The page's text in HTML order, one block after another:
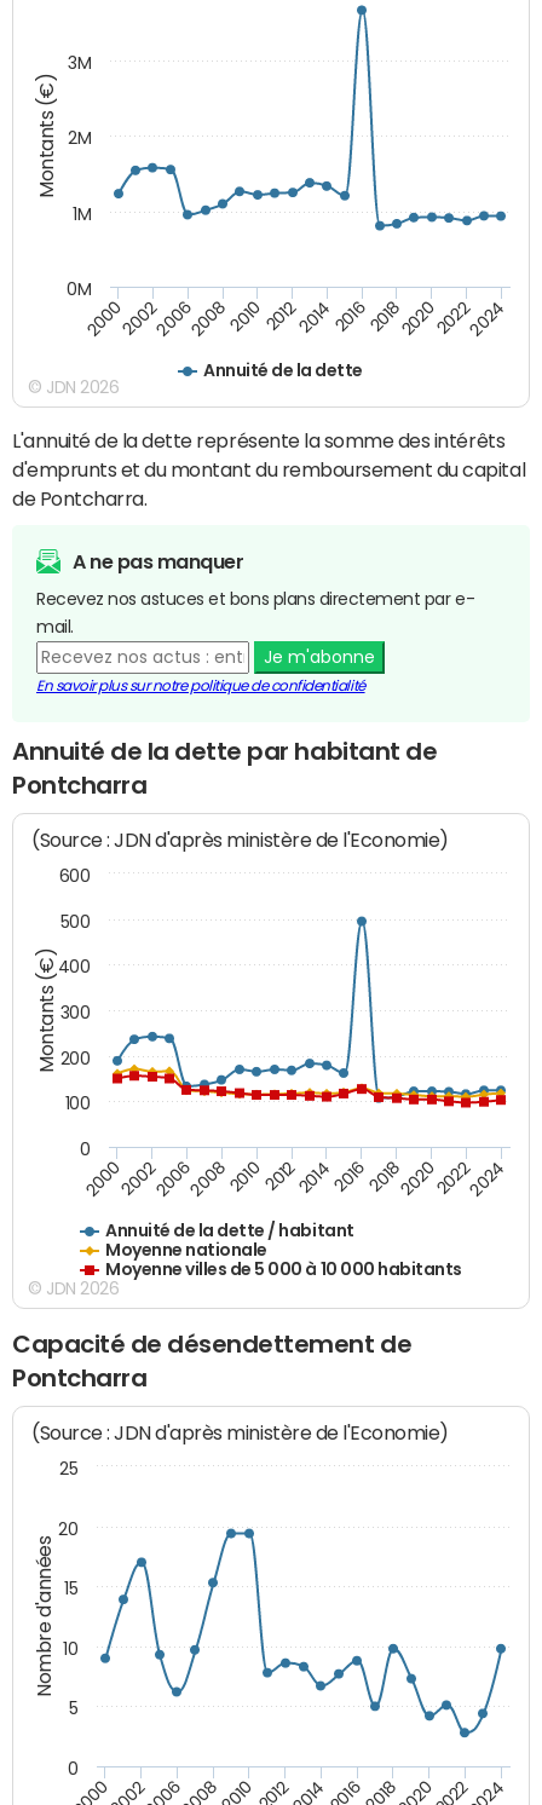
Montants (€)
Annuité de la dette
20002002200620082010 2012201420162018202020222024
0M
1M
2M
3M
© JDN 2026
L'annuité de la dette représente la somme des intérêts
d'emprunts et du montant du remboursement du capital
de Pontcharra.
A ne pas manquer
Recevez nos astuces et bons plans directement par e-
mail.
Je m'abonne
En savoir plus sur notre politique de confidentialité
Annuité de la dette par habitant de
Pontcharra
Montants (€)
(Source : JDN d'après ministère de l'Economie)
Annuité de la dette / habitant
Moyenne nationale
Moyenne villes de 5 000 à 10 000 habitants
200020022006200820102012201420162018202020222024
0
100
200
300
400
500
600
© JDN 2026
Capacité de désendettement de
Pontcharra
Nombre d'années
(Source : JDN d'après ministère de l'Economie)
2010 2012201420162018
0
5
10
15
20
25